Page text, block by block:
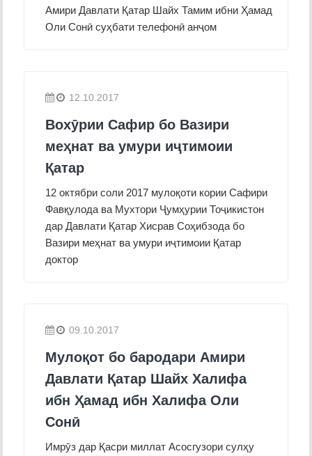
Амири Давлати Қатар Шайх Тамим ибни Ҳамад
Оли Сонӣ суҳбати телефонӣ анҷом
12.10.2017
Вохӯрии Сафир бо Вазири
меҳнат ва умури иҷтимоии
Қатар
12 октябри соли 2017 мулоқоти кории Сафири
Фавқулода ва Мухтори Ҷумҳурии Тоҷикистон
дар Давлати Қатар Хисрав Соҳибзода бо
Вазири меҳнат ва умури иҷтимоии Қатар
доктор
09.10.2017
Мулоқот бо бародари Амири
Давлати Қатар Шайх Халифа
ибн Ҳамад ибн Халифа Оли
Сонӣ
Имрӯз дар Қасри миллат Асосгузори сулҳу